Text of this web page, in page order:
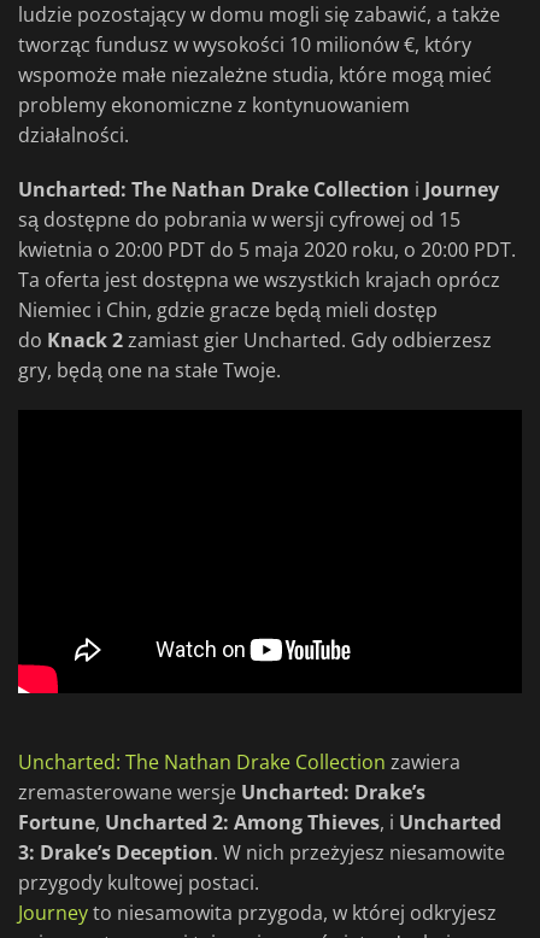
ludzie pozostający w domu mogli się zabawić, a także
tworząc fundusz w wysokości 10 milionów €, który
wspomoże małe niezależne studia, które mogą mieć
problemy ekonomiczne z kontynuowaniem
działalności.
Uncharted: The Nathan Drake Collection i Journey
są dostępne do pobrania w wersji cyfrowej od 15
kwietnia o 20:00 PDT do 5 maja 2020 roku, o 20:00 PDT.
Ta oferta jest dostępna we wszystkich krajach oprócz
Niemiec i Chin, gdzie gracze będą mieli dostęp
do Knack 2zamiast gier Uncharted. Gdy odbierzesz
gry, będą one na stałe Twoje.
Uncharted: The Nathan Drake Collection zawiera
zremasterowane wersje Uncharted: Drake’s
Fortune, Uncharted 2: Among Thieves, i Uncharted
3: Drake’s Deception. W nich przeżyjesz niesamowite
przygody kultowej postaci.
Journeyto niesamowita przygoda, w której odkryjesz